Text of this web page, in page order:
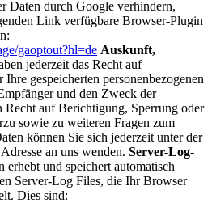
Daten durch Google verhindern,
Link verfügbare Browser-Plugin
gaoptout?hl=de Auskunft,
jederzeit das Recht auf
gespeicherten personenbezogenen
und den Zweck der
Recht auf Berichtigung, Sperrung oder
sowie zu weiteren Fragen zum
können Sie sich jederzeit unter der
an uns wenden. Server-Log-
erhebt und speichert automatisch
Server-Log Files, die Ihr Browser
Dies sind: